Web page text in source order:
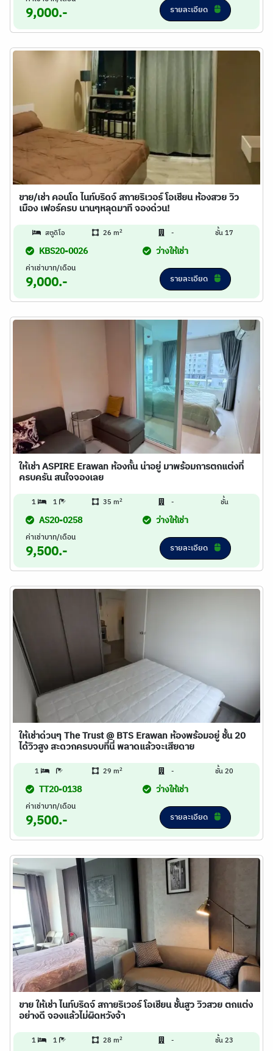
9,000.- รายละเอียด
ขาย/เช่า คอนโด ไนท์บริดจ์ สกายริเวอร์ โอเชียน ห้องสวย วิว
เมือง เฟอร์ครบ นานๆหลุดมาที จองด่วน!
สตูดิโอ 26 m2 - ชั้น 17
KBS20-0026 ว่างให้เช่า
ค่าเช่าบาท/เดือน
9,000.- รายละเอียด
ให้เช่า ASPIRE Erawan ห้องกั้น น่าอยู่ มาพร้อมการตกแต่งที่
ครบครัน สนใจจองเลย
1 1 35 m2 - ชั้น
AS20-0258 ว่างให้เช่า
ค่าเช่าบาท/เดือน
9,500.- รายละเอียด
ให้เช่าด่วนๆ The Trust @ BTS Erawan ห้องพร้อมอยู่ ชั้น 20
ได้วิวสูง สะดวกครบจบที่นี่ พลาดแล้วจะเสียดาย
1 29 m2 - ชั้น 20
TT20-0138 ว่างให้เช่า
ค่าเช่าบาท/เดือน
9,500.- รายละเอียด
ขาย ให้เช่า ไนท์บริดจ์ สกายริเวอร์ โอเชียน ชั้นสูว วิวสวย ตกแต่ง
อย่างดี จองแล้วไม่ผิดหวังจ้า
1 1 28 m2 - ชั้น 23